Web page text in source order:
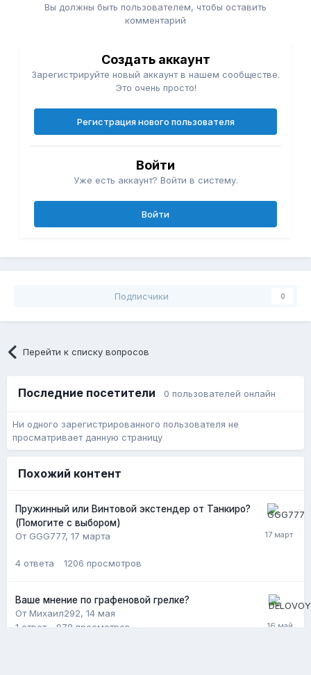
Вы должны быть пользователем, чтобы оставить
комментарий
Создать аккаунт
Зарегистрируйте новый аккаунт в нашем сообществе.
Это очень просто!
Регистрация нового пользователя
Войти
Уже есть аккаунт? Войти в систему.
Войти
Подписчики 0
Перейти к списку вопросов
Последние посетители 0 пользователей онлайн
Ни одного зарегистрированного пользователя не
просматривает данную страницу
Похожий контент
Пружинный или Винтовой экстендер от Танкиро?
(Помогите с выбором)
От GGG777, 17 марта
4 ответа 1206 просмотров
Ваше мнение по графеновой грелке?
От Михаил292, 14 мая
1 ответ 978 просмотров